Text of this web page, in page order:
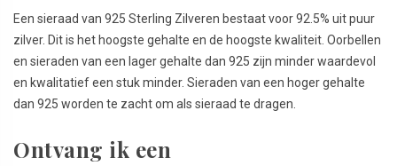
Een sieraad van 925 Sterling Zilveren bestaat voor 92.5% uit puur
zilver. Dit is het hoogste gehalte en de hoogste kwaliteit. Oorbellen
en sieraden van een lager gehalte dan 925 zijn minder waardevol
en kwalitatief een stuk minder. Sieraden van een hoger gehalte
dan 925 worden te zacht om als sieraad te dragen.
Ontvang ik een